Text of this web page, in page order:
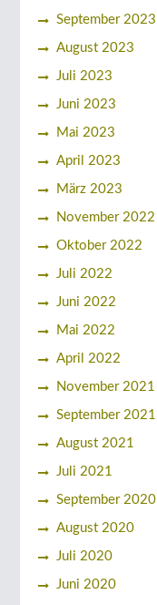
September 2023
August 2023
Juli 2023
Juni 2023
Mai 2023
April 2023
März 2023
November 2022
Oktober 2022
Juli 2022
Juni 2022
Mai 2022
April 2022
November 2021
September 2021
August 2021
Juli 2021
September 2020
August 2020
Juli 2020
Juni 2020